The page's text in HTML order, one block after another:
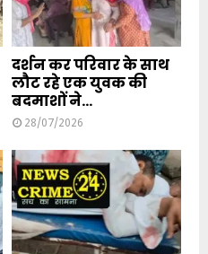
दर्शन कर परिवार के साथ
लौट रहे एक युवक की
बदमाशों ने...
28/07/2026